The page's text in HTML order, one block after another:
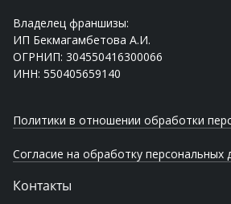
Владелец франшизы:
ИП Бекмагамбетова А.И.
ОГРНИП: 304550416300066
ИНН: 550405659140
Политики в отношении обработки
Согласие на обработку персональных
Контакты